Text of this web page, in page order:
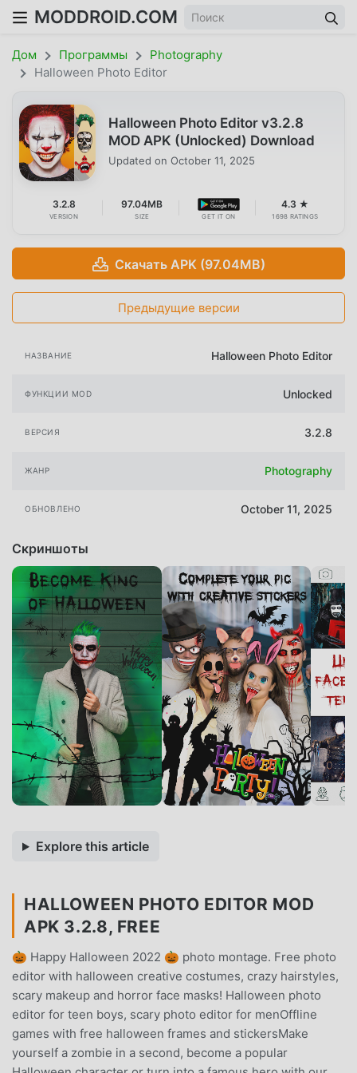
MODDROID.COM
Дом Программы
Photography
Halloween Photo Editor
Halloween Photo Editor v3.2.8
MOD APK (Unlocked) Download
Updated on October 11, 2025
3.2.8
VERSION
97.04MB
SIZE GET IT ON
4.3 ★
1698 RATINGS
Скачать APK (97.04MB)
Предыдущие версии
НАЗВАНИЕ Halloween Photo Editor
ФУНКЦИИ MOD Unlocked
ВЕРСИЯ 3.2.8
ЖАНР Photography
ОБНОВЛЕНО October 11, 2025
Скриншоты
Explore this article
HALLOWEEN PHOTO EDITOR MOD
APK 3.2.8, FREE
🎃 Happy Halloween 2022 🎃 photo montage. Free photo
editor with halloween creative costumes, crazy hairstyles,
scary makeup and horror face masks! Halloween photo
editor for teen boys, scary photo editor for menOffline
games with free halloween frames and stickersMake
yourself a zombie in a second, become a popular